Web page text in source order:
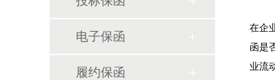
电子保函
履约保函
在企
函是
业流